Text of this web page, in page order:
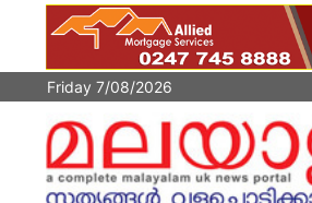
Friday 7/08/2026